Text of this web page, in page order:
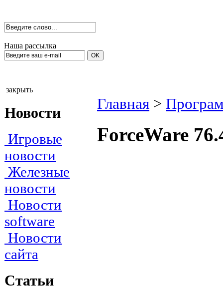
Наша рассылка
закрыть
Новости
Игровые
новости
Железные
новости
Новости
software
Новости
сайта
Статьи
Главная >
ForceWare